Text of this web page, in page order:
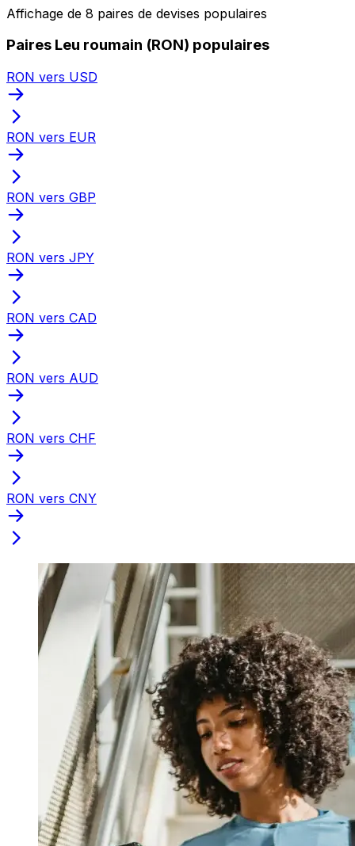
Affichage de 8 paires de devises populaires
Paires Leu roumain (RON) populaires
RON vers USD
RON vers EUR
RON vers GBP
RON vers JPY
RON vers CAD
RON vers AUD
RON vers CHF
RON vers CNY